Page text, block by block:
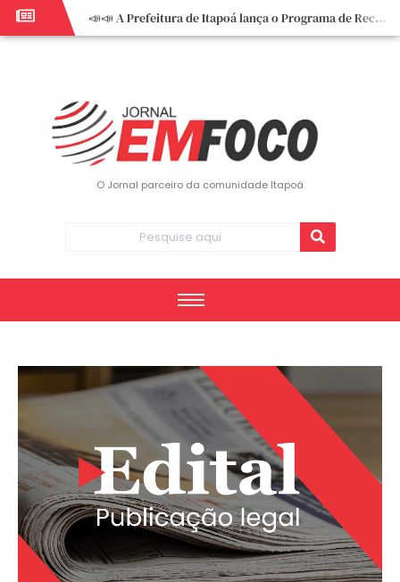
📣📣 A Prefeitura de Itapoá lança o Programa de Recuperação Fiscal (REFIS).
📢 Empreendedor do turismo, esta oportunidade é para você! Itapoá – SC.
O Jornal parceiro da comunidade Itapoá